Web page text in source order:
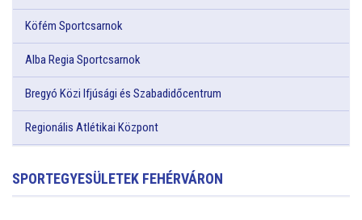
Köfém Sportcsarnok
Alba Regia Sportcsarnok
Bregyó Közi Ifjúsági és Szabadidőcentrum
Regionális Atlétikai Központ
SPORTEGYESÜLETEK FEHÉRVÁRON